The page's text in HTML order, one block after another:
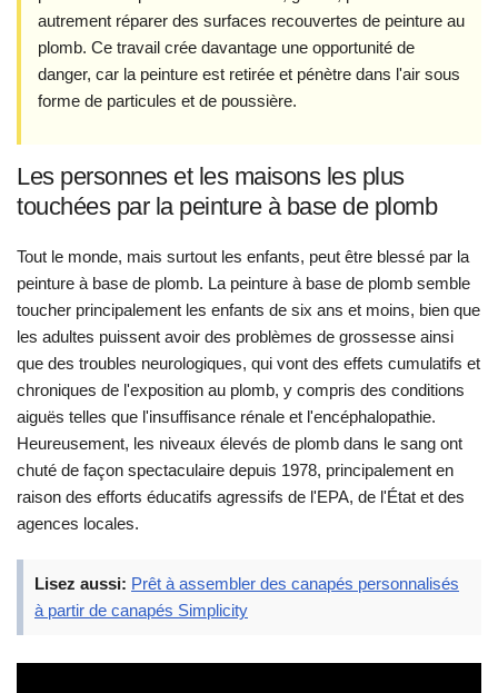
autrement réparer des surfaces recouvertes de peinture au
plomb. Ce travail crée davantage une opportunité de
danger, car la peinture est retirée et pénètre dans l'air sous
forme de particules et de poussière.
Les personnes et les maisons les plus
touchées par la peinture à base de plomb
Tout le monde, mais surtout les enfants, peut être blessé par la
peinture à base de plomb. La peinture à base de plomb semble
toucher principalement les enfants de six ans et moins, bien que
les adultes puissent avoir des problèmes de grossesse ainsi
que des troubles neurologiques, qui vont des effets cumulatifs et
chroniques de l'exposition au plomb, y compris des conditions
aiguës telles que l'insuffisance rénale et l'encéphalopathie.
Heureusement, les niveaux élevés de plomb dans le sang ont
chuté de façon spectaculaire depuis 1978, principalement en
raison des efforts éducatifs agressifs de l'EPA, de l'État et des
agences locales.
Lisez aussi: Prêt à assembler des canapés personnalisés
à partir de canapés Simplicity